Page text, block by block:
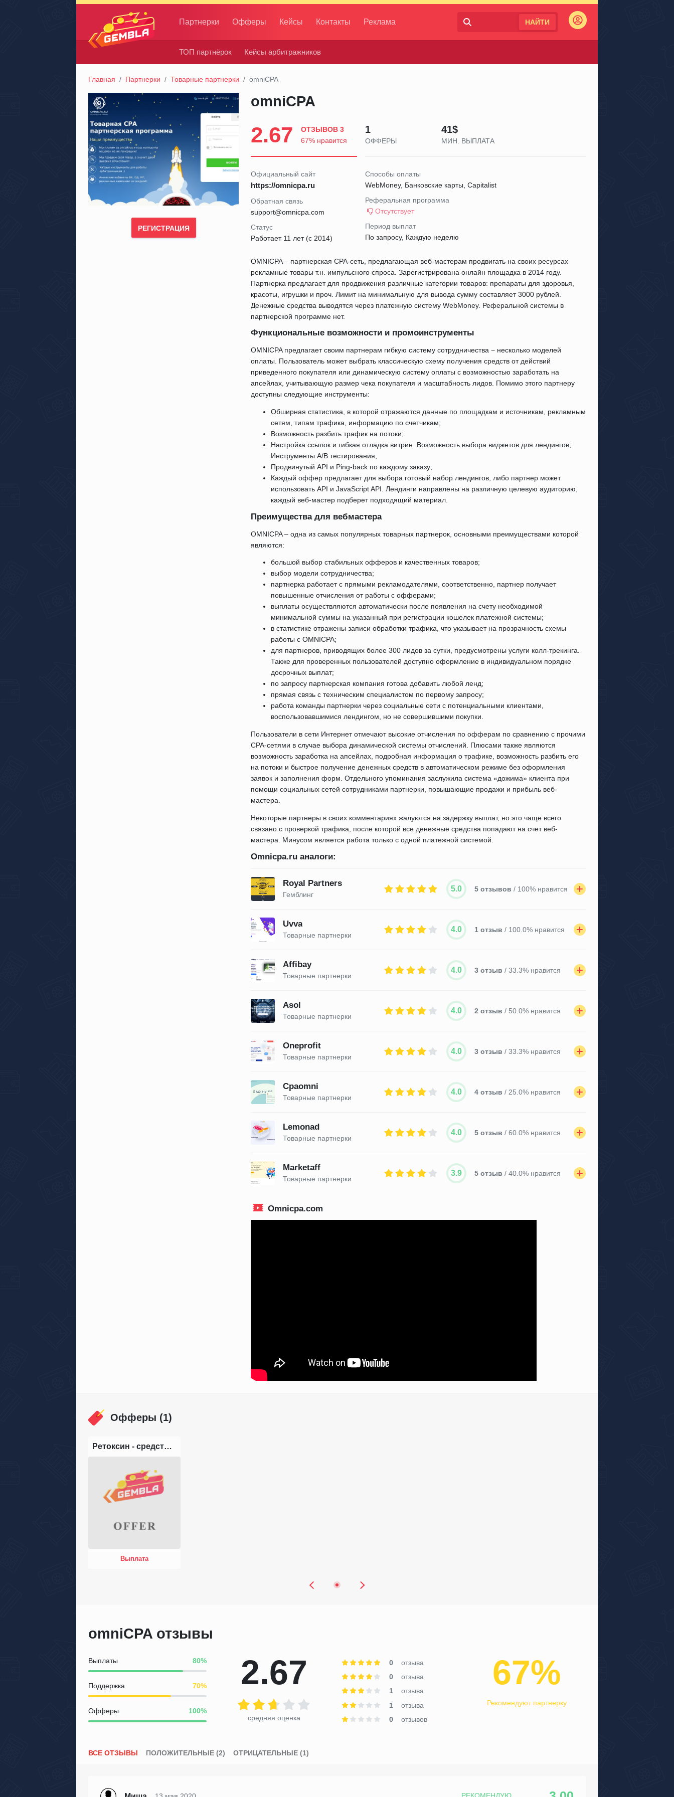
Партнерки Офферы Кейсы Контакты Реклама НАЙТИ Войти
ТОП партнёрок Кейсы арбитражников
Главная Партнерки Товарные партнерки omniCPA
omniCPA
2.67
ОТЗЫВОВ 3
67% нравится
1
ОФФЕРЫ
41$
МИН. ВЫПЛАТА
Официальный сайт
https://omnicpa.ru
Обратная связь
support@omnicpa.com
Статус
Работает 11 лет (с 2014)
Способы оплаты
WebMoney, Банковские карты, Capitalist
Реферальная программа
Отсутствует
Период выплат
По запросу, Каждую неделю
OMNICPA – партнерская CPA-сеть, предлагающая веб-мастерам продвигать на своих ресурсах
рекламные товары т.н. импульсного спроса. Зарегистрирована онлайн площадка в 2014 году.
Партнерка предлагает для продвижения различные категории товаров: препараты для здоровья,
красоты, игрушки и проч. Лимит на минимальную для вывода сумму составляет 3000 рублей.
Денежные средства выводятся через платежную систему WebMoney. Реферальной системы в
партнерской программе нет.
Функциональные возможности и промоинструменты
OMNICPA предлагает своим партнерам гибкую систему сотрудничества − несколько моделей
оплаты. Пользователь может выбрать классическую схему получения средств от действий
приведенного покупателя или динамическую систему оплаты с возможностью заработать на
апсейлах, учитывающую размер чека покупателя и масштабность лидов. Помимо этого партнеру
доступны следующие инструменты:
Обширная статистика, в которой отражаются данные по площадкам и источникам, рекламным
сетям, типам трафика, информацию по счетчикам;
Возможность разбить трафик на потоки;
Настройка ссылок и гибкая отладка витрин. Возможность выбора виджетов для лендингов;
Инструменты A/B тестирования;
Продвинутый API и Ping-back по каждому заказу;
Каждый оффер предлагает для выбора готовый набор лендингов, либо партнер может
использовать API и JavaScript API. Лендинги направлены на различную целевую аудиторию,
каждый веб-мастер подберет подходящий материал.
Преимущества для вебмастера
OMNICPA – одна из самых популярных товарных партнерок, основными преимуществами которой
являются:
большой выбор стабильных офферов и качественных товаров;
выбор модели сотрудничества;
партнерка работает с прямыми рекламодателями, соответственно, партнер получает
повышенные отчисления от работы с офферами;
выплаты осуществляются автоматически после появления на счету необходимой
минимальной суммы на указанный при регистрации кошелек платежной системы;
в статистике отражены записи обработки трафика, что указывает на прозрачность схемы
работы с OMNICPA;
для партнеров, приводящих более 300 лидов за сутки, предусмотрены услуги колл-трекинга.
Также для проверенных пользователей доступно оформление в индивидуальном порядке
досрочных выплат;
по запросу партнерская компания готова добавить любой ленд;
прямая связь с техническим специалистом по первому запросу;
работа команды партнерки через социальные сети с потенциальными клиентами,
воспользовавшимися лендингом, но не совершившими покупки.
Пользователи в сети Интернет отмечают высокие отчисления по офферам по сравнению с прочими
CPA-сетями в случае выбора динамической системы отчислений. Плюсами также являются
возможность заработка на апсейлах, подробная информация о трафике, возможность разбить его
на потоки и быстрое получение денежных средств в автоматическом режиме без оформления
заявок и заполнения форм. Отдельного упоминания заслужила система «дожима» клиента при
помощи социальных сетей сотрудниками партнерки, повышающие продажи и прибыль веб-
мастера.
Некоторые партнеры в своих комментариях жалуются на задержку выплат, но это чаще всего
связано с проверкой трафика, после которой все денежные средства попадают на счет веб-
мастера. Минусом является работа только с одной платежной системой.
Omnicpa.ru аналоги:
Royal Partners
Гемблинг
5.0 5 отзывов / 100% нравится
Uvva
Товарные партнерки
4.0 1 отзыв / 100.0% нравится
Affibay
Товарные партнерки
4.0 3 отзыв / 33.3% нравится
Asol
Товарные партнерки
4.0 2 отзыв / 50.0% нравится
Oneprofit
Товарные партнерки
4.0 3 отзыв / 33.3% нравится
Cpaomni
Товарные партнерки
4.0 4 отзыв / 25.0% нравится
Lemonad
Товарные партнерки
4.0 5 отзыв / 60.0% нравится
Marketaff
Товарные партнерки
3.9 5 отзыв / 40.0% нравится
Omnicpa.com
РЕГИСТРАЦИЯ
Офферы (1)
PREVIOUS NEXT
omniCPA отзывы
Выплаты
Поддержка
Офферы
2.67
средняя оценка
0
отзыва
0
отзыва
1
отзыва
1
отзыва
0
отзывов
67%
Рекомендуют партнерку
ВСЕ ОТЗЫВЫ ПОЛОЖИТЕЛЬНЫЕ (2) ОТРИЦАТЕЛЬНЫЕ (1)